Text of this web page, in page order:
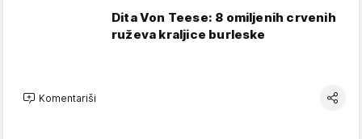
Dita Von Teese: 8 omiljenih crvenih
ruževa kraljice burleske
Komentariši